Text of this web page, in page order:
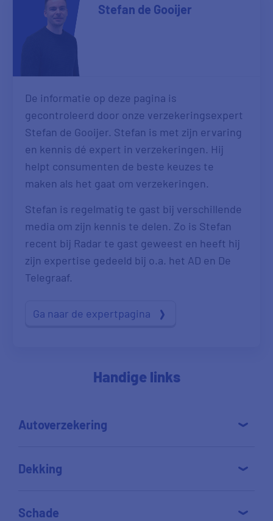
Stefan de Gooijer
De informatie op deze pagina is
gecontroleerd door onze verzekeringsexpert
Stefan de Gooijer. Stefan is met zijn ervaring
en kennis dé expert in verzekeringen. Hij
helpt consumenten de beste keuzes te
maken als het gaat om verzekeringen.
Stefan is regelmatig te gast bij verschillende
media om zijn kennis te delen. Zo is Stefan
recent bij Radar te gast geweest en heeft hij
zijn expertise gedeeld bij o.a. het AD en De
Telegraaf.
Ga naar de expertpagina
Handige links
Autoverzekering
Dekking
Schade